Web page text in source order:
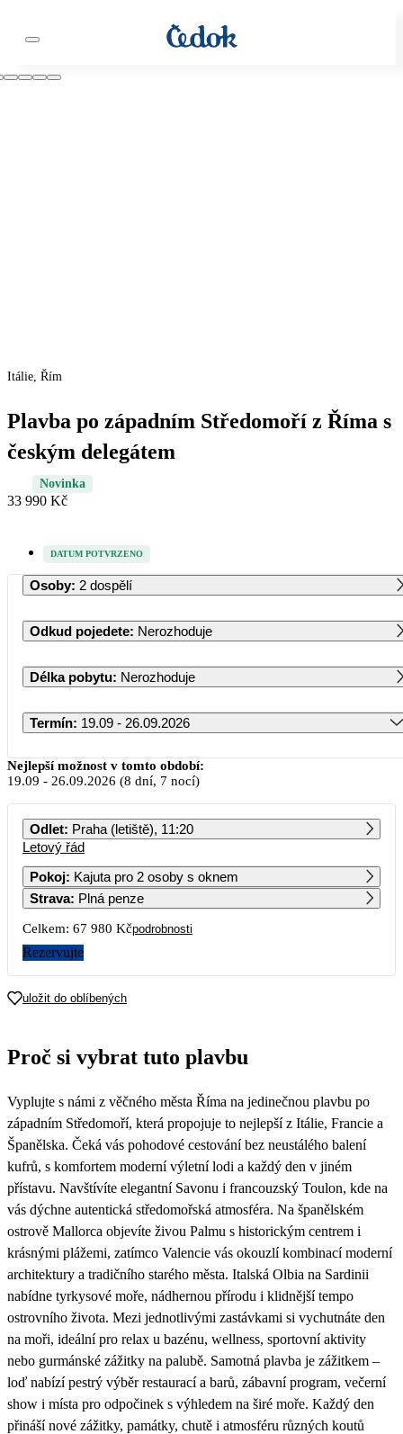
Itálie, Řím
Plavba po západním Středomoří z Říma s
českým delegátem
Novinka
33 990 Kč
DATUM POTVRZENO
Osoby: 2 dospělí
Odkud pojedete: Nerozhoduje
Délka pobytu: Nerozhoduje
Termín: 19.09 - 26.09.2026
Září 2026
PO ÚT ST ČT PÁ SO NE
7 8
21
Nejlepší možnost v tomto období:
19.09 - 26.09.2026 (8 dní, 7 nocí)
Odlet: Praha (letiště), 11:20
Letový řád
Pokoj: Kajuta pro 2 osoby s oknem
Strava: Plná penze
Celkem: 67 980 Kčpodrobnosti
Rezervujte
uložit do oblíbených
Proč si vybrat tuto plavbu
Vyplujte s námi z věčného města Říma na jedinečnou plavbu po
západním Středomoří, která propojuje to nejlepší z Itálie, Francie a
Španělska. Čeká vás pohodové cestování bez neustálého balení
kufrů, s komfortem moderní výletní lodi a každý den v jiném
přístavu. Navštívíte elegantní Savonu i francouzský Toulon, kde na
vás dýchne autentická středomořská atmosféra. Na španělském
ostrově Mallorca objevíte živou Palmu s historickým centrem i
krásnými plážemi, zatímco Valencie vás okouzlí kombinací moderní
architektury a tradičního starého města. Italská Olbia na Sardinii
nabídne tyrkysové moře, nádhernou přírodu i klidnější tempo
ostrovního života. Mezi jednotlivými zastávkami si vychutnáte den
na moři, ideální pro relax u bazénu, wellness, sportovní aktivity
nebo gurmánské zážitky na palubě. Samotná plavba je zážitkem –
loď nabízí pestrý výběr restaurací a barů, zábavní program, večerní
show i místa pro odpočinek s výhledem na širé moře. Každý den
přináší nové zážitky, památky, chutě i atmosféru různých koutů